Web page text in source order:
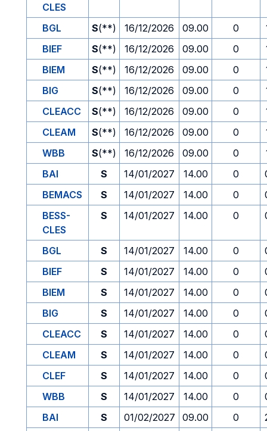
CLES
BGL S(**) 16/12/2026 09.00 0
BIEF
S(**) 16/12/2026 09.00 0
BIEM
S(**) 16/12/2026 09.00 0
BIG
S(**) 16/12/2026 09.00 0
CLEACC
S(**) 16/12/2026 09.00 0
CLEAM
S(**) 16/12/2026 09.00 0
WBB
S(**) 16/12/2026 09.00 0
BAI
S 14/01/2027 14.00 0
BEMACS
S 14/01/2027 14.00 0
BESS-
CLES
S 14/01/2027 14.00 0
BGL S 14/01/2027 14.00 0
BIEF
S 14/01/2027 14.00 0
BIEM
S 14/01/2027 14.00 0
BIG
S 14/01/2027 14.00 0
CLEACC
S 14/01/2027 14.00 0
CLEAM
S 14/01/2027 14.00 0
CLEF
S 14/01/2027 14.00 0
WBB
S 14/01/2027 14.00 0
BAI
S 01/02/2027 09.00 0